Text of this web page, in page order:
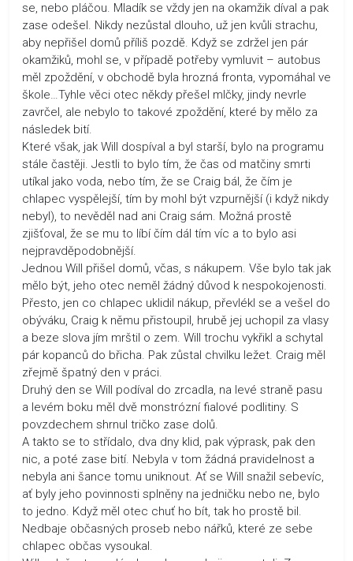
se, nebo pláčou. Mladík se vždy jen na okamžik díval a pak
zase odešel. Nikdy nezůstal dlouho, už jen kvůli strachu,
aby nepřišel domů příliš pozdě. Když se zdržel jen pár
okamžiků, mohl se, v případě potřeby vymluvit – autobus
měl zpoždění, v obchodě byla hrozná fronta, vypomáhal ve
škole…Tyhle věci otec někdy přešel mlčky, jindy nevrle
zavrčel, ale nebylo to takové zpoždění, které by mělo za
následek bití.
Které však, jak Will dospíval a byl starší, bylo na programu
stále častěji. Jestli to bylo tím, že čas od matčiny smrti
utíkal jako voda, nebo tím, že se Craig bál, že čím je
chlapec vyspělejší, tím by mohl být vzpurnější (i když nikdy
nebyl), to nevěděl nad ani Craig sám. Možná prostě
zjišťoval, že se mu to líbí čím dál tím víc a to bylo asi
nejpravděpodobnější.
Jednou Will přišel domů, včas, s nákupem. Vše bylo tak jak
mělo být, jeho otec neměl žádný důvod k nespokojenosti.
Přesto, jen co chlapec uklidil nákup, převlékl se a vešel do
obýváku, Craig k němu přistoupil, hrubě jej uchopil za vlasy
a beze slova jím mrštil o zem. Will trochu vykřikl a schytal
pár kopanců do břicha. Pak zůstal chvilku ležet. Craig měl
zřejmě špatný den v práci.
Druhý den se Will podíval do zrcadla, na levé straně pasu
a levém boku měl dvě monstrózní fialové podlitiny. S
povzdechem shrnul tričko zase dolů.
A takto se to střídalo, dva dny klid, pak výprask, pak den
nic, a poté zase bití. Nebyla v tom žádná pravidelnost a
nebyla ani šance tomu uniknout. Ať se Will snažil sebevíc,
ať byly jeho povinnosti splněny na jedničku nebo ne, bylo
to jedno. Když měl otec chuť ho bít, tak ho prostě bil.
Nedbaje občasných proseb nebo nářků, které ze sebe
chlapec občas vysoukal.